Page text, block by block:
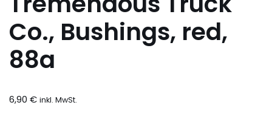
Co., Bushings, red,
88a
6,90 € inkl. MwSt.